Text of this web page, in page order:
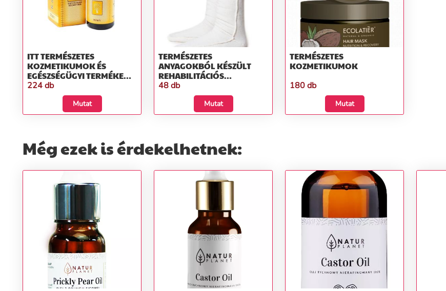
ITT TERMÉSZETES
KOZMETIKUMOK ÉS
EGÉSZSÉGÜGYI TERMÉKEK
TALÁL
224 db
Mutat
TERMÉSZETES
ANYAGOKBÓL KÉSZÜLT
REHABILITÁCIÓS
SEGÉDESZKÖZÖK
48 db
Mutat
TERMÉSZETES
KOZMETIKUMOK
180 db
Mutat
Még ezek is érdekelhetnek: